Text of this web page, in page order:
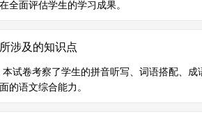
在全面评估学生的学习成果。
所涉及的知识点
本试卷考察了学生的拼音听写、词语搭配、
面的语文综合能力。